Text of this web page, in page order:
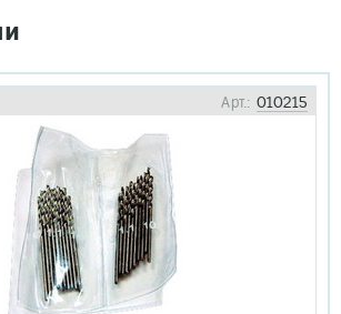
Арт.: 010215